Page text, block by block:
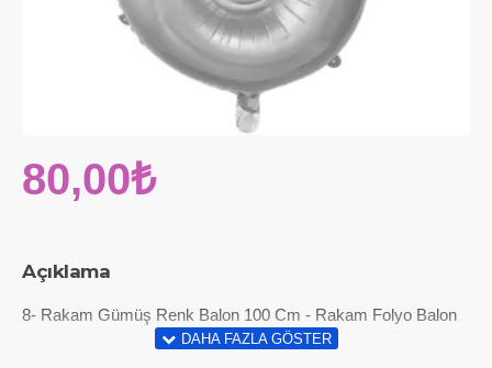
Açıklama
8- Rakam Gümüş Renk Balon 100 Cm - Rakam Folyo Balon
80,00₺